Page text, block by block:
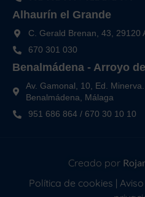
Alhaurín el Grande
C. Gerald Brenan, 43, 29120
670 301 030
Benalmádena - Arroyo
Av. Gamonal, 10, Ed.
Benalmádena, Málaga
951 686 864 / 670 30 10 10
Creado por
Política de cookies |